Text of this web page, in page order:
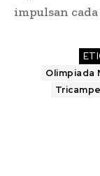
impulsan
Olimpiada